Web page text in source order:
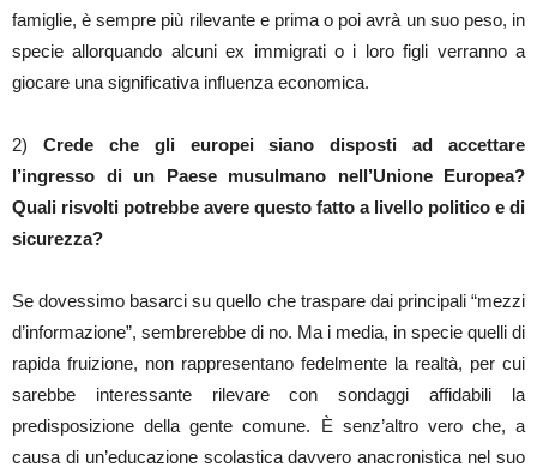
famiglie, è sempre più rilevante e prima o poi avrà un suo peso, in
specie allorquando alcuni ex immigrati o i loro figli verranno a
giocare una significativa influenza economica.
2) Crede che gli europei siano disposti ad accettare
l’ingresso di un Paese musulmano nell’Unione Europea?
Quali risvolti potrebbe avere questo fatto a livello politico e di
sicurezza?
Se dovessimo basarci su quello che traspare dai principali “mezzi
d’informazione”, sembrerebbe di no. Ma i media, in specie quelli di
rapida fruizione, non rappresentano fedelmente la realtà, per cui
sarebbe interessante rilevare con sondaggi affidabili la
predisposizione della gente comune. È senz’altro vero che, a
causa di un’educazione scolastica davvero anacronistica nel suo